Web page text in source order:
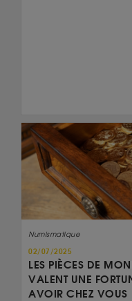
Numismatique
02/07/2025
LES PIÈCES DE
VALENT UNE
AVOIR CHEZ VOUS